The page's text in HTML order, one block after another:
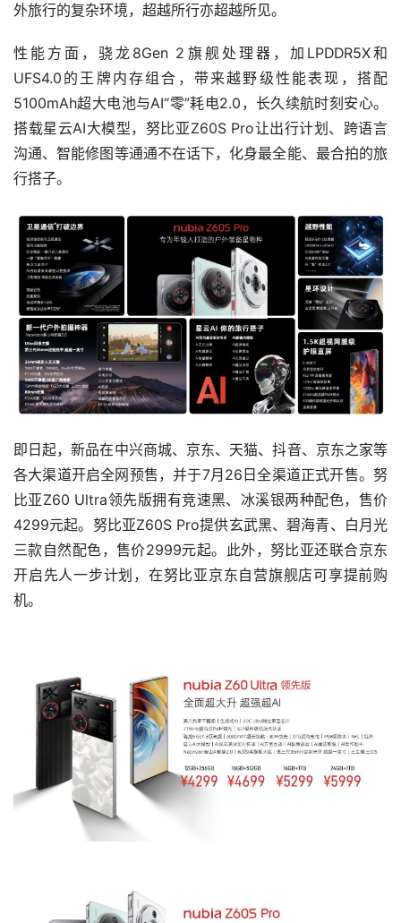
外旅行的复杂环境，超越所行亦超越所见。
性能方面，骁龙8Gen 2旗舰处理器，加LPDDR5X和
UFS4.0的王牌内存组合，带来越野级性能表现，搭配
5100mAh超大电池与AI“零”耗电2.0，长久续航时刻安心。
搭载星云AI大模型，努比亚Z60S Pro让出行计划、跨语言
沟通、智能修图等通通不在话下，化身最全能、最合拍的旅
行搭子。
即日起，新品在中兴商城、京东、天猫、抖音、京东之家等
各大渠道开启全网预售，并于7月26日全渠道正式开售。努
比亚Z60 Ultra领先版拥有竞速黑、冰溪银两种配色，售价
4299元起。努比亚Z60S Pro提供玄武黑、碧海青、白月光
三款自然配色，售价2999元起。此外，努比亚还联合京东
开启先人一步计划，在努比亚京东自营旗舰店可享提前购
机。